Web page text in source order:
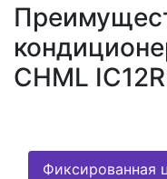
CHML
Фиксированная